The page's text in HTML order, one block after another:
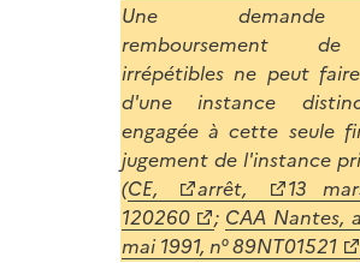
Une
remboursement
irrépétibles ne peut
d'une instance
engagée à cette seule
jugement de l'instance
(CE, arrêt,
13
120260
; CAA Nantes,
mai 1991, n° 89NT01521